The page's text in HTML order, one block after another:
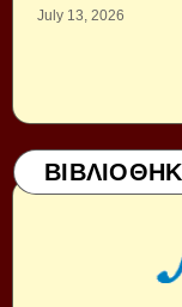
July 13, 2026